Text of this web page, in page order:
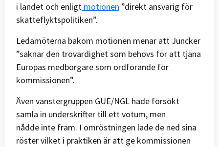
i landet och enligt motionen ”direkt ansvarig för
skatteflyktspolitiken”.
Ledamöterna bakom motionen menar att Juncker
”saknar den trovärdighet som behövs för att tjäna
Europas medborgare som ordförande för
kommissionen”.
Även vänstergruppen GUE/NGL hade försökt
samla in underskrifter till ett votum, men
nådde inte fram. I omröstningen lade de ned sina
röster vilket i praktiken är att ge kommissionen